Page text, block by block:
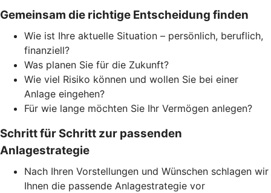
Gemeinsam die richtige Entscheidung finden
Wie ist Ihre aktuelle Situation – persönlich, beruflich,
finanziell?
Was planen Sie für die Zukunft?
Wie viel Risiko können und wollen Sie bei einer
Anlage eingehen?
Für wie lange möchten Sie Ihr Vermögen anlegen?
Schritt für Schritt zur passenden
Anlagestrategie
Nach Ihren Vorstellungen und Wünschen schlagen wir
Ihnen die passende Anlagestrategie vor